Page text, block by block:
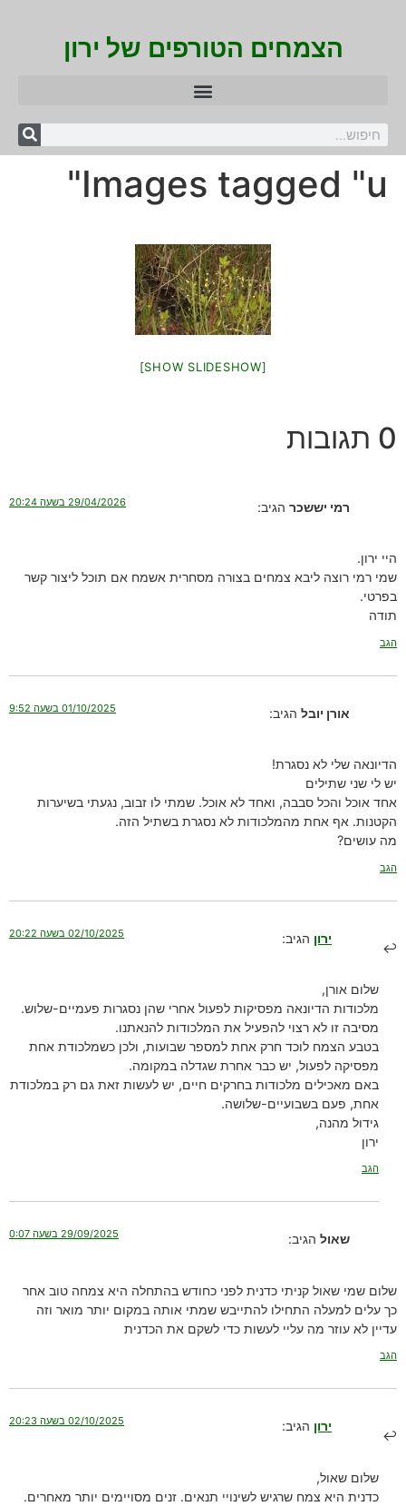
הצמחים הטורפים של ירון
Images tagged "u"
[SHOW SLIDESHOW]
0 תגובות
רמי יששכר הגיב: 29/04/2026 בשעה 20:24
היי ירון.
שמי רמי רוצה ליבא צמחים בצורה מסחרית אשמח אם תוכל ליצור קשר
בפרטי.
תודה
הגב
אורן יובל הגיב: 01/10/2025 בשעה 9:52
הדיונאה שלי לא נסגרת!
יש לי שני שתילים
אחד אוכל והכל סבבה, ואחד לא אוכל. שמתי לו זבוב, נגעתי בשיערות
הקטנות. אף אחת מהמלכודות לא נסגרת בשתיל הזה.
מה עושים?
הגב
ירון הגיב: 02/10/2025 בשעה 20:22
שלום אורן,
מלכודות הדיונאה מפסיקות לפעול אחרי שהן נסגרות פעמיים-שלוש.
מסיבה זו לא רצוי להפעיל את המלכודות להנאתנו.
בטבע הצמח לוכד חרק אחת למספר שבועות, ולכן כשמלכודת אחת
מפסיקה לפעול, יש כבר אחרת שגדלה במקומה.
באם מאכילים מלכודות בחרקים חיים, יש לעשות זאת גם רק במלכודת
אחת, פעם בשבועיים-שלושה.
גידול מהנה,
ירון
הגב
שאול הגיב: 29/09/2025 בשעה 0:07
שלום שמי שאול קניתי כדנית לפני כחודש בהתחלה היא צמחה טוב אחר
כך עלים למעלה התחילו להתייבש שמתי אותה במקום יותר מואר וזה
עדיין לא עוזר מה עליי לעשות כדי לשקם את הכדנית
הגב
ירון הגיב: 02/10/2025 בשעה 20:23
שלום שאול,
כדנית היא צמח שרגיש לשינויי תנאים. זנים מסויימים יותר מאחרים.